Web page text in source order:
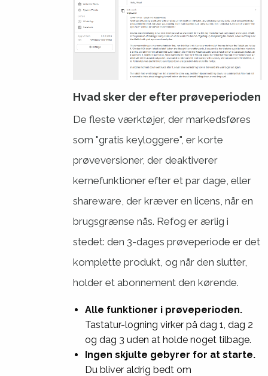
Hvad sker der efter prøveperioden
De fleste værktøjer, der markedsføres
som "gratis keyloggere", er korte
prøveversioner, der deaktiverer
kernefunktioner efter et par dage, eller
shareware, der kræver en licens, når en
brugsgrænse nås. Refog er ærlig i
stedet: den 3-dages prøveperiode er det
komplette produkt, og når den slutter,
holder et abonnement den kørende.
Alle funktioner i prøveperioden.
Tastatur-logning virker på dag 1, dag 2
og dag 3 uden at holde noget tilbage.
Ingen skjulte gebyrer for at starte.
Du bliver aldrig bedt om